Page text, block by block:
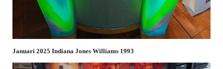
Januari 2025 Indiana Jones Williams 1993